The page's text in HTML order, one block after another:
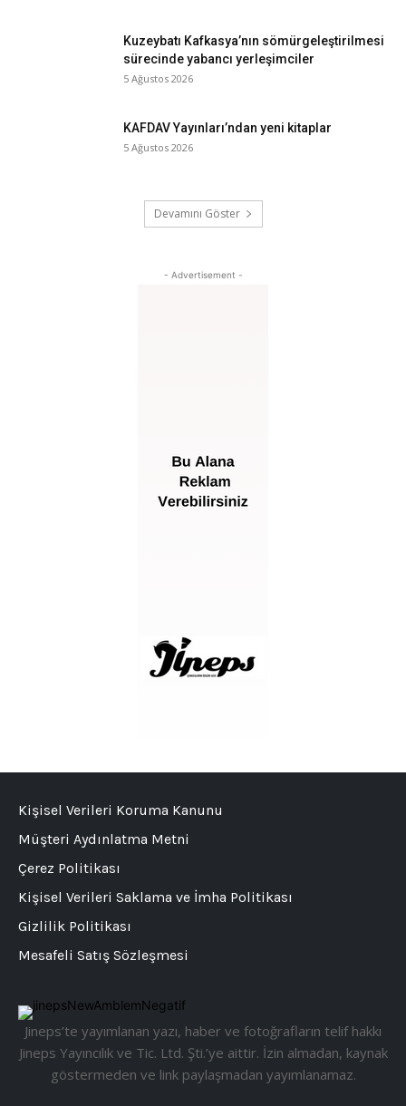
Kuzeybatı Kafkasya’nın sömürgeleştirilmesi
sürecinde yabancı yerleşimciler
5 Ağustos 2026
KAFDAV Yayınları’ndan yeni kitaplar
5 Ağustos 2026
Devamını Göster
- Advertisement -
Jineps’te yayımlanan yazı, haber ve fotoğrafların telif hakkı
Jineps Yayıncılık ve Tic. Ltd. Şti.’ye aittir. İzin almadan, kaynak
göstermeden ve link paylaşmadan yayımlanamaz.
Kişisel Verileri Koruma Kanunu
Müşteri Aydınlatma Metni
Çerez Politikası
Kişisel Verileri Saklama ve İmha Politikası
Gizlilik Politikası
Mesafeli Satış Sözleşmesi